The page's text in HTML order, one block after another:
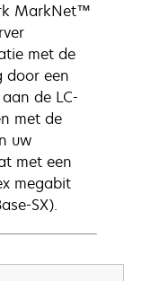
MarkNet™
met de
door een
de LC-
met de
uw
met een
megabit
SX).